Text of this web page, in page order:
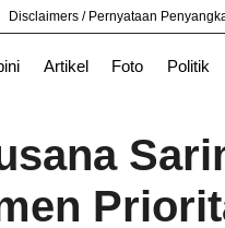
Disclaimers / Pernyataan
Artikel Foto Politik
Ekonomi Informasi